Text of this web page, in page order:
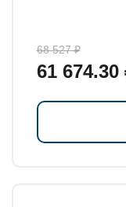
68 527 ₽
61 674.30